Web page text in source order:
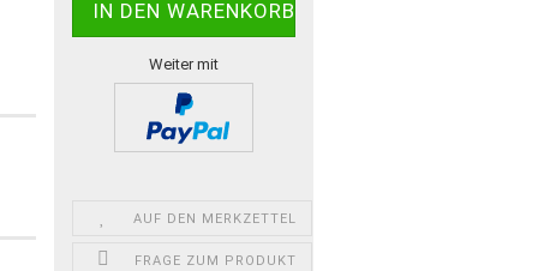
Weiter mit
AUF DEN MERKZETTEL
FRAGE ZUM PRODUKT